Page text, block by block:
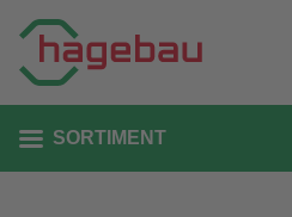
SORTIMENT